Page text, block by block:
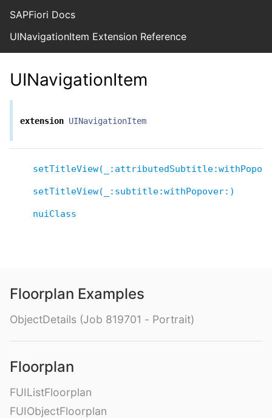
SAPFiori Docs
UINavigationItem Extension Reference
UINavigationItem
extension UINavigationItem
setTitleView(_:subtitle:withPopover:)
nuiClass
Floorplan Examples
ObjectDetails (Job 819701 - Portrait)
Floorplan
FUIListFloorplan
FUIObjectFloorplan